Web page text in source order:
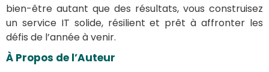
bien-être autant que des résultats, vous construisez
un service IT solide, résilient et prêt à affronter les
défis de l’année à venir.
À Propos de l’Auteur